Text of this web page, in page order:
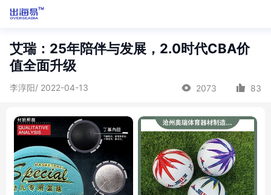
艾瑞：25年陪伴与发展，2.0时代CBA价
值全面升级
李淳阳/ 2022-04-13 2073 83